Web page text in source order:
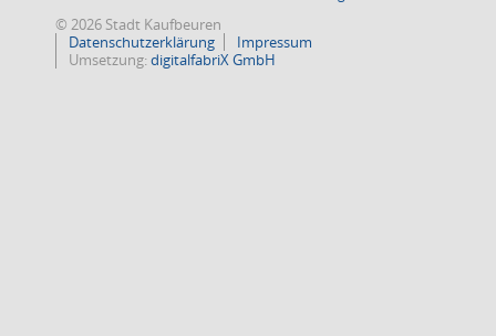
© 2026 Stadt Kaufbeuren
Datenschutzerklärung
Impressum
Umsetzung:digitalfabriX GmbH